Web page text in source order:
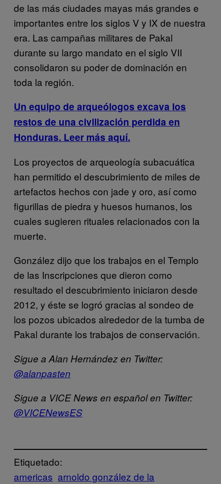
de las más ciudades mayas más grandes e
importantes entre los siglos V y IX de nuestra
era. Las campañas militares de Pakal
durante su largo mandato en el siglo VII
consolidaron su poder de dominación en
toda la región.
Un equipo de arqueólogos excava los
restos de una civilización perdida en
Honduras. Leer más aquí.
Los proyectos de arqueología subacuática
han permitido el descubrimiento de miles de
artefactos hechos con jade y oro, así como
figurillas de piedra y huesos humanos, los
cuales sugieren rituales relacionados con la
muerte.
González dijo que los trabajos en el Templo
de las Inscripciones que dieron como
resultado el descubrimiento iniciaron desde
2012, y éste se logró gracias al sondeo de
los pozos ubicados alrededor de la tumba de
Pakal durante los trabajos de conservación.
Sigue a Alan Hernández en Twitter:
@alanpasten
Sigue a VICE News en español en Twitter:
@VICENewsES
Etiquetado:
americas arnoldo gonzález de la